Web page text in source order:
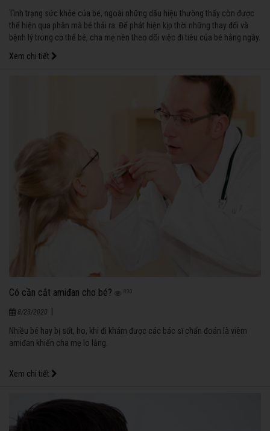
Tình trạng sức khỏe của bé, ngoài những dấu hiệu thường thấy còn được
thể hiện qua phân mà bé thải ra. Để phát hiện kịp thời những thay đổi và
bệnh lý trong cơ thể bé, cha mẹ nên theo dõi việc đi tiêu của bé hằng ngày.
Xem chi tiết
Có cần cắt amiđan cho bé? 890
8/23/2020
Nhiều bé hay bị sốt, ho, khi đi khám được các bác sĩ chẩn đoán là viêm
amiđan khiến cha mẹ lo lắng.
Xem chi tiết